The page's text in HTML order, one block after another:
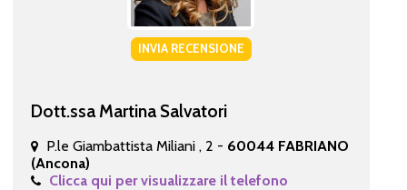
INVIA RECENSIONE
Dott.ssa Martina Salvatori
P.le Giambattista Miliani , 2 - 60044 FABRIANO
(Ancona)
Clicca qui per visualizzare il telefono